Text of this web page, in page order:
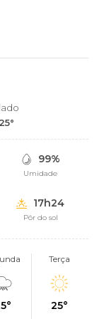
25°
99%
Umidade
17h24
Pôr do sol
Terça
25°